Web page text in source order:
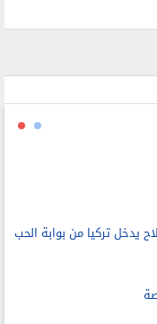
يدخل تركيا من بوابة الحب